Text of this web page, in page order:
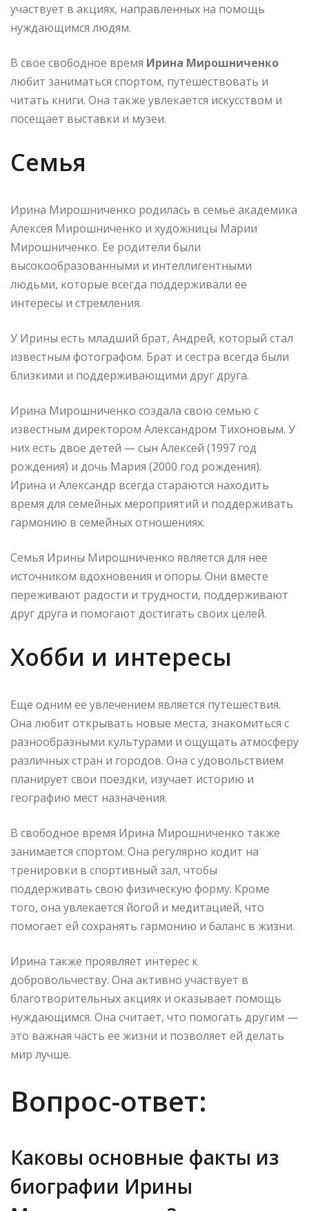
участвует в акциях, направленных на помощь
нуждающимся людям.
В свое свободное время Ирина Мирошниченко
любит заниматься спортом, путешествовать и
читать книги. Она также увлекается искусством и
посещает выставки и музеи.
Семья
Ирина Мирошниченко родилась в семье академика
Алексея Мирошниченко и художницы Марии
Мирошниченко. Ее родители были
высокообразованными и интеллигентными
людьми, которые всегда поддерживали ее
интересы и стремления.
У Ирины есть младший брат, Андрей, который стал
известным фотографом. Брат и сестра всегда были
близкими и поддерживающими друг друга.
Ирина Мирошниченко создала свою семью с
известным директором Александром Тихоновым. У
них есть двое детей — сын Алексей (1997 год
рождения) и дочь Мария (2000 год рождения).
Ирина и Александр всегда стараются находить
время для семейных мероприятий и поддерживать
гармонию в семейных отношениях.
Семья Ирины Мирошниченко является для нее
источником вдохновения и опоры. Они вместе
переживают радости и трудности, поддерживают
друг друга и помогают достигать своих целей.
Хобби и интересы
Еще одним ее увлечением является путешествия.
Она любит открывать новые места, знакомиться с
разнообразными культурами и ощущать атмосферу
различных стран и городов. Она с удовольствием
планирует свои поездки, изучает историю и
географию мест назначения.
В свободное время Ирина Мирошниченко также
занимается спортом. Она регулярно ходит на
тренировки в спортивный зал, чтобы
поддерживать свою физическую форму. Кроме
того, она увлекается йогой и медитацией, что
помогает ей сохранять гармонию и баланс в жизни.
Ирина также проявляет интерес к
добровольчеству. Она активно участвует в
благотворительных акциях и оказывает помощь
нуждающимся. Она считает, что помогать другим —
это важная часть ее жизни и позволяет ей делать
мир лучше.
Вопрос-ответ:
Каковы основные факты из
биографии Ирины